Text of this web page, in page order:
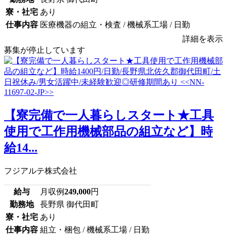
寮・社宅 あり
仕事内容 医療機器の組立・検査 / 機械系工場 / 日勤
詳細を表示
募集が停止しています
【寮完備で一人暮らしスタート★工具
使用で工作用機械部品の組立など】時
給14...
フジアルテ株式会社
給与 月収例249,000円
勤務地
長野県 御代田町
寮・社宅 あり
仕事内容 組立・梱包 / 機械系工場 / 日勤